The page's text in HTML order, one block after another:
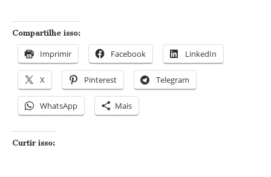
Compartilhe isso:
Imprimir Facebook LinkedIn
X Pinterest Telegram
WhatsApp Mais
Curtir isso: